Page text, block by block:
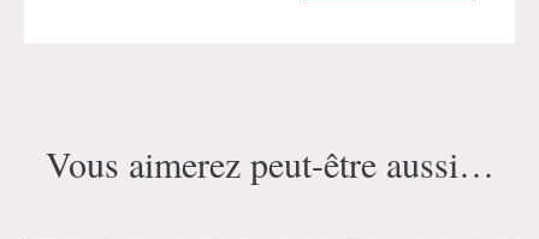
Vous aimerez peut-être aussi…